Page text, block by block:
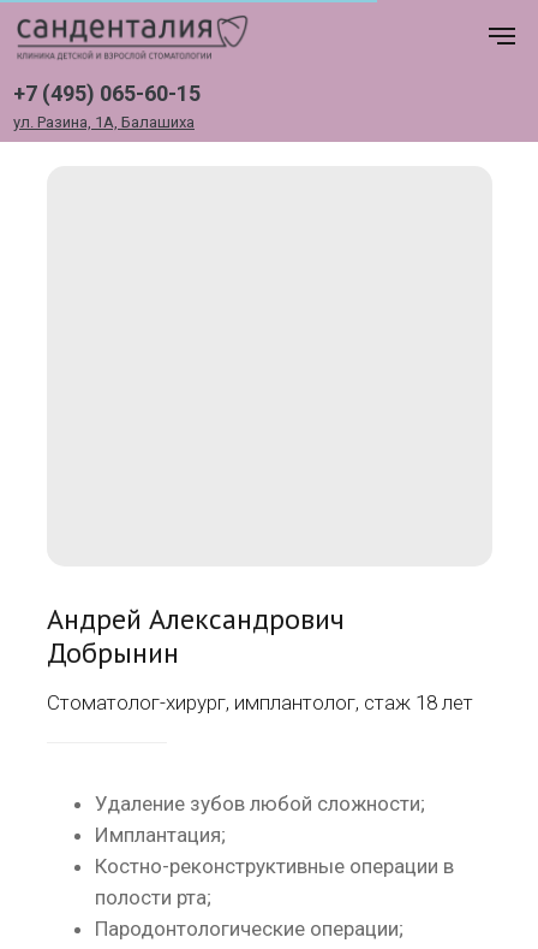
+7 (495) 065-60-15
ул. Разина, 1А, Балашиха
Андрей Александрович
Добрынин
Удаление зубов любой сложности;
Имплантация;
Костно-реконструктивные операции в
полости рта;
Пародонтологические операции;
Стоматолог-хирург, имплантолог, стаж 18 лет